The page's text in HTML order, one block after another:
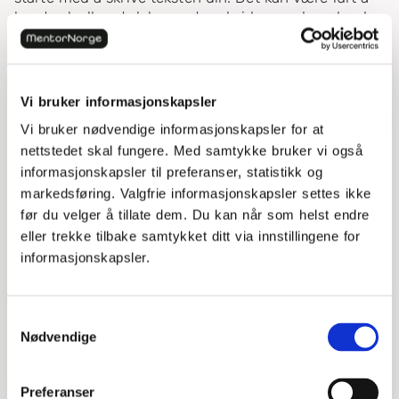
Vi bruker informasjonskapsler
Vi bruker nødvendige informasjonskapsler for at
nettstedet skal fungere. Med samtykke bruker vi også
informasjonskapsler til preferanser, statistikk og
markedsføring. Valgfrie informasjonskapsler settes ikke
før du velger å tillate dem. Du kan når som helst endre
eller trekke tilbake samtykket ditt via innstillingene for
informasjonskapsler.
Nødvendige
Preferanser
ha et ark eller et dokument ved siden av deg, der du
har skrevet ned viktige kjennetegn som du må huske
å ha med i teksten din. Utover dette er det bare å
Ekstratips: Sliter du med å starte skrivingen?
flere tips til hvordan du kommer i gang med
skrivingen her!
5. Evaluer teksten din med
en sjekkliste
Når du har skrevet ferdig teksten din, er det lurt at
Hvis du har valgt å skrive en novelle kan noen
sjekkpunkter være følgende: